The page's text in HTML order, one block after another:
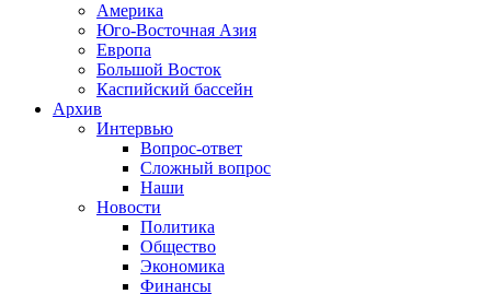
Америка
Юго-Восточная Азия
Европа
Большой Восток
Каспийский бассейн
Архив
Интервью
Вопрос-ответ
Сложный вопрос
Наши
Новости
Политика
Общество
Экономика
Финансы